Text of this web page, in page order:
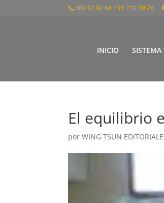
609 07 92 68 / 91 710 39 76
INICIO
El equilibrio
porWING TSUN